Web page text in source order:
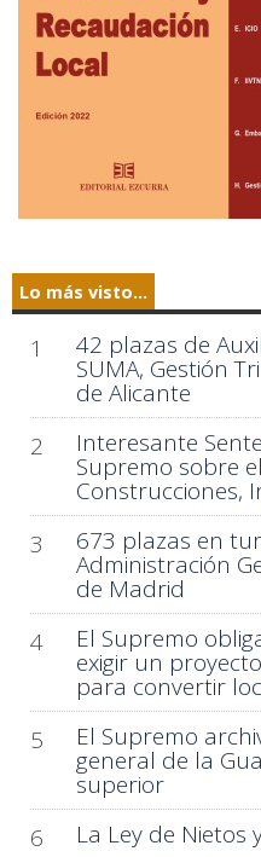
Lo más visto...
1 42 plazas de
SUMA, Gestión
de Alicante
2
Interesante
Supremo sobre
Construcciones,
3
673 plazas en
Administración
de Madrid
4
El Supremo
exigir un
para convertir
5
El Supremo
general de la
superior
6
La Ley de Nietos